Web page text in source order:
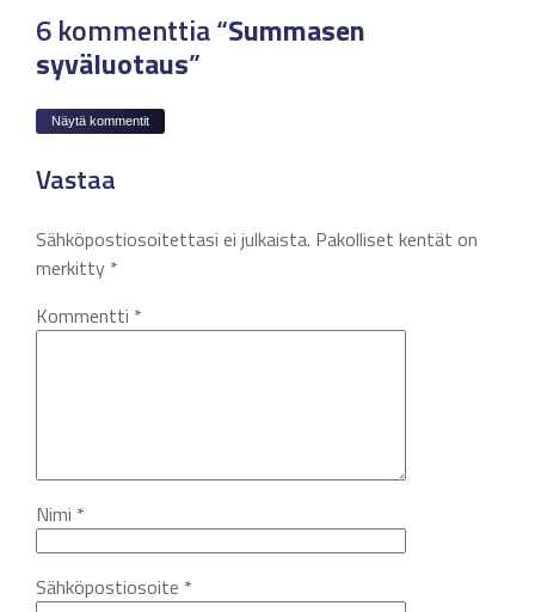
6 kommenttia “Summasen
syväluotaus”
Näytä kommentit
Vastaa
Sähköpostiosoitettasi ei julkaista. Pakolliset kentät on
merkitty *
Kommentti *
Nimi *
Sähköpostiosoite *